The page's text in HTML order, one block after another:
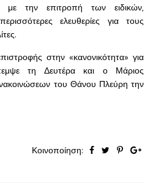
με την επιτροπή των ειδικών,
ελευθερίες για τους
στην «κανονικότητα» για
τη Δευτέρα και ο Μάριος
του Θάνου Πλεύρη την
Κοινοποίηση: